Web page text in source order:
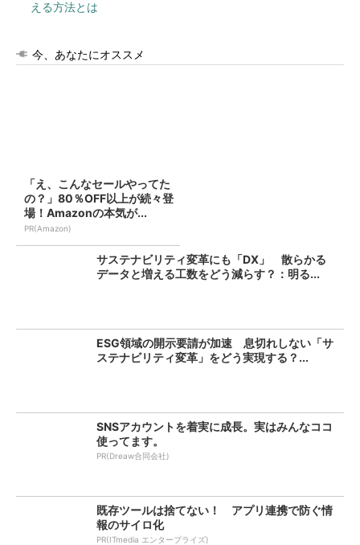
える方法とは
今、あなたにオススメ
「え、こんなセールやってた
の？」80％OFF以上が続々登
場！Amazonの本気が...
PR(Amazon)
サステナビリティ変革にも「DX」 散らかる
データと増える工数をどう減らす？：明る...
ESG領域の開示要請が加速 息切れしない「サ
ステナビリティ変革」をどう実現する？...
SNSアカウントを着実に成長。実はみんなココ
使ってます。
PR(Dreaw合同会社)
既存ツールは捨てない！ アプリ連携で防ぐ情
報のサイロ化
PR(ITmedia エンタープライズ)